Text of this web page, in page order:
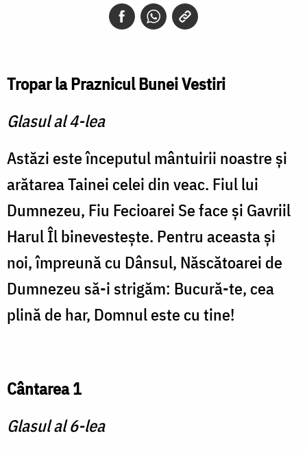
Tropar la Praznicul Bunei Vestiri
Glasul al 4-lea
Astăzi este începutul mântui­rii noastre şi
arătarea Tainei ce­lei din veac. Fiul lui
Dumnezeu, Fiu Fecioarei Se face şi Gavriil
Harul Îl binevesteşte. Pentru aceasta şi
noi, împreună cu Dânsul, Născătoarei de
Dum­nezeu să-i strigăm: Bucură-te, cea
plină de har, Domnul este cu tine!
Cântarea 1
Glasul al 6-lea